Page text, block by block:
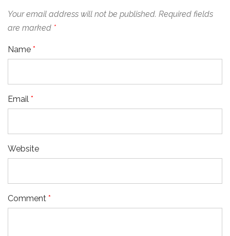
Your email address will not be published. Required fields
are marked *
Name *
Email *
Website
Comment *